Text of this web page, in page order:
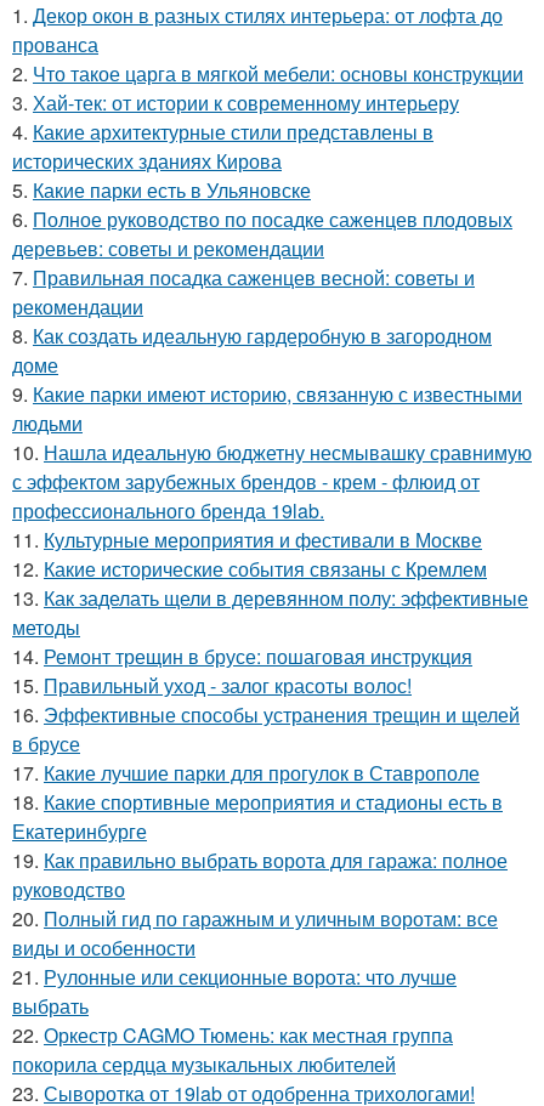
1. Декор окон в разных стилях интерьера: от лофта до
прованса
2. Что такое царга в мягкой мебели: основы конструкции
3. Хай-тек: от истории к современному интерьеру
4. Какие архитектурные стили представлены в
исторических зданиях Кирова
5. Какие парки есть в Ульяновске
6. Полное руководство по посадке саженцев плодовых
деревьев: советы и рекомендации
7. Правильная посадка саженцев весной: советы и
рекомендации
8. Как создать идеальную гардеробную в загородном
доме
9. Какие парки имеют историю, связанную с известными
людьми
10. Нашла идеальную бюджетну несмывашку сравнимую
с эффектом зарубежных брендов - крем - флюид от
профессионального бренда 19lab.
11. Культурные мероприятия и фестивали в Москве
12. Какие исторические события связаны с Кремлем
13. Как заделать щели в деревянном полу: эффективные
методы
14. Ремонт трещин в брусе: пошаговая инструкция
15. Правильный уход - залог красоты волос!
16. Эффективные способы устранения трещин и щелей
в брусе
17. Какие лучшие парки для прогулок в Ставрополе
18. Какие спортивные мероприятия и стадионы есть в
Екатеринбурге
19. Как правильно выбрать ворота для гаража: полное
руководство
20. Полный гид по гаражным и уличным воротам: все
виды и особенности
21. Рулонные или секционные ворота: что лучше
выбрать
22. Оркестр CAGMO Тюмень: как местная группа
покорила сердца музыкальных любителей
23. Сыворотка от 19lab от одобренна трихологами!